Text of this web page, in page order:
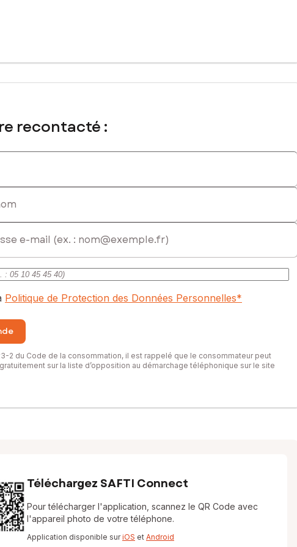
recontacté :
Politique de Protection des Données Personnelles*
2 du Code de la consommation, il est rappelé que le consommateur peut
sur la liste d’opposition au démarchage téléphonique sur le site
Téléchargez SAFTI Connect
Pour télécharger l'application, scannez le QR Code avec
l'appareil photo de votre téléphone.
Application disponible suriOS et Android